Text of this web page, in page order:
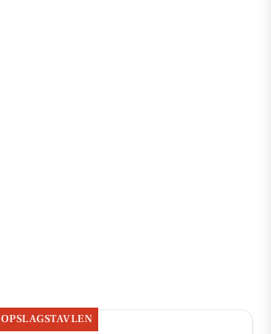
OPSLAGSTAVLEN